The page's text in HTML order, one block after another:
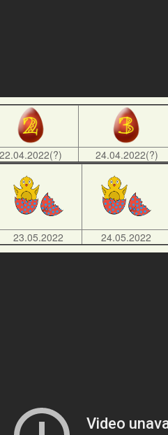
22.04.2022(?) 24.04.2022(?)
23.05.2022 24.05.2022